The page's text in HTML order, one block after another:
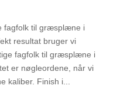
fagfolk til græsplæne i
resultat bruger vi
fagfolk til græsplæne i
er nøgleordene, når vi
kaliber. Finish i...